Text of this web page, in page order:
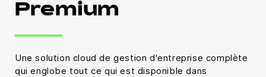
Premium
Une solution cloud de gestion d'entreprise complète
qui englobe tout ce qui est disponible dans